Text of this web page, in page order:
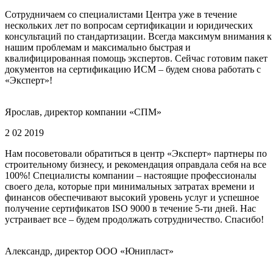
Сотрудничаем со специалистами Центра уже в течение
нескольких лет по вопросам сертификации и юридических
консультаций по стандартизации. Всегда максимум внимания к
нашим проблемам и максимально быстрая и
квалифицированная помощь экспертов. Сейчас готовим пакет
документов на сертификацию ИСМ – будем снова работать с
«Эксперт»!
Ярослав, директор компании «СПМ»
2 02 2019
Нам посоветовали обратиться в центр «Эксперт» партнеры по
строительному бизнесу, и рекомендация оправдала себя на все
100%! Специалисты компании – настоящие профессионалы
своего дела, которые при минимальных затратах времени и
финансов обеспечивают высокий уровень услуг и успешное
получение сертификатов ISO 9000 в течение 5-ти дней. Нас
устраивает все – будем продолжать сотрудничество. Спасибо!
Александр, директор ООО «Юнипласт»